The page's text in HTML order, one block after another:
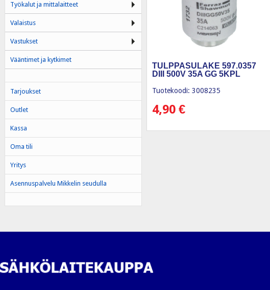
TULPPASULAKE 597.0357
DIII 500V 35A GG 5KPL
Tuotekoodi: 3008235
4,90 €
Työkalut ja mittalaitteet
Valaistus
Vastukset
Vääntimet ja kytkimet
Tarjoukset
Outlet
Kassa
Oma tili
Yritys
Asennuspalvelu Mikkelin seudulla